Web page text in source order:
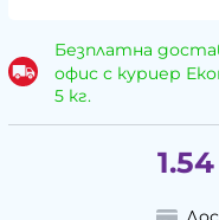
Безплатна
офис с куриер
5 кг.
1.54